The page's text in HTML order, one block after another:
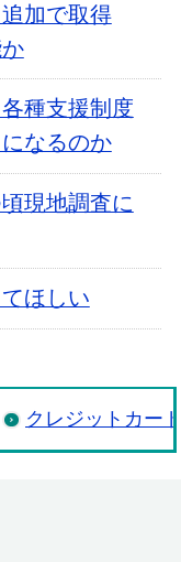
加で取得
種支援制度
なるのか
現地調査に
ほしい
クレジットカー